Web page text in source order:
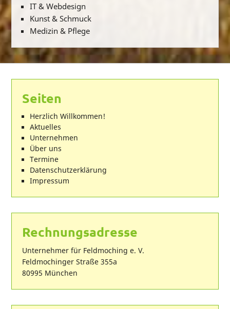
IT & Webdesign
Kunst & Schmuck
Medizin & Pflege
Seiten
Herzlich Willkommen!
Aktuelles
Unternehmen
Über uns
Termine
Datenschutzerklärung
Impressum
Rechnungsadresse
Unternehmer für Feldmoching e. V.
Feldmochinger Straße 355a
80995 München